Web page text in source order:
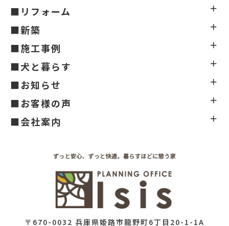
■リフォーム
■新築
■施工事例
■犬と暮らす
■お知らせ
■お客様の声
■会社案内
〒670-0032 兵庫県姫路市龍野町6丁目20-1-1A